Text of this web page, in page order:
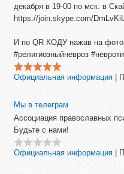
декабря в 19-00 по мск. в
https://join.skype.com/
И по QR КОДУ нажав на
#религиозныйневроз
Официальная информация
Мы в телеграм
Ассоциация православных
Будьте с нами!
Официальная информация